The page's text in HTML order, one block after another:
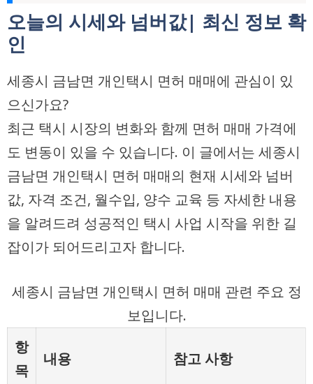
오늘의 시세와 넘버값| 최신 정보 확
인
세종시 금남면 개인택시 면허 매매에 관심이 있
으신가요?
최근 택시 시장의 변화와 함께 면허 매매 가격에
도 변동이 있을 수 있습니다. 이 글에서는 세종시
금남면 개인택시 면허 매매의 현재 시세와 넘버
값, 자격 조건, 월수입, 양수 교육 등 자세한 내용
을 알려드려 성공적인 택시 사업 시작을 위한 길
잡이가 되어드리고자 합니다.
세종시 금남면 개인택시 면허 매매 관련 주요 정
보입니다.
항
목
내용 참고 사항